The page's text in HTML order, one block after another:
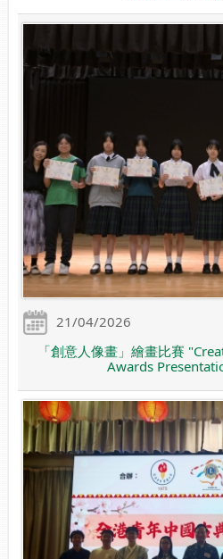
21/04/2026
「創意人像畫」繪畫比賽
Awards